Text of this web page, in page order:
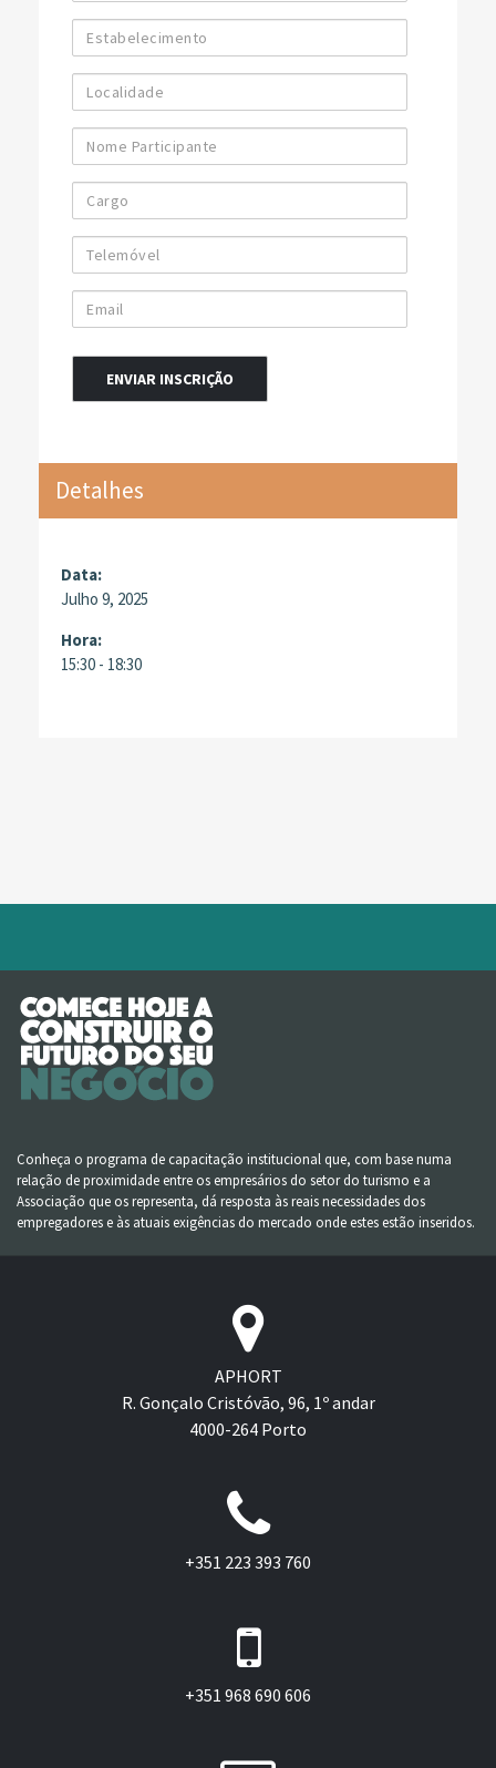
Firma
Participante
Telemóvel
Detalhes
Data:
Julho 9, 2025
Hora:
15:30 - 18:30
Conheça o programa de capacitação institucional que, com base numa
relação de proximidade entre os empresários do setor do turismo e a
Associação que os representa, dá resposta às reais necessidades dos
empregadores e às atuais exigências do mercado onde estes estão inseridos.
APHORT
R. Gonçalo Cristóvão, 96, 1º andar
4000-264 Porto
+351 223 393 760
+351 968 690 606